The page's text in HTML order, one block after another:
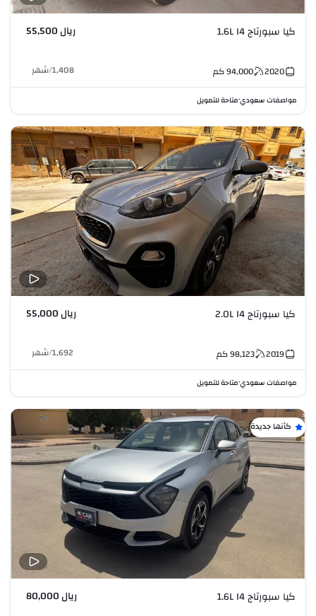
كيا سبورتاج 1.6L I4 ريال 55,500
2020
94,000كم 1,408
/شهر
مواصفات سعودي•متاحة للتمويل
كيا سبورتاج 2.0L I4 ريال 55,000
2019
98,123كم 1,692
/شهر
مواصفات سعودي•متاحة للتمويل
كأنها جديدة
كيا سبورتاج 1.6L I4 ريال 80,000